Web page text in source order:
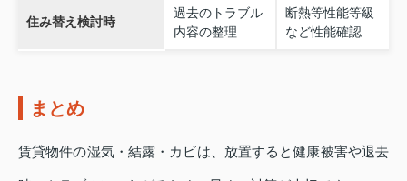
住み替え検討時
過去のトラブル
内容の整理
断熱等性能等級
など性能確認
まとめ
賃貸物件の湿気・結露・カビは、放置すると健康被害や退去